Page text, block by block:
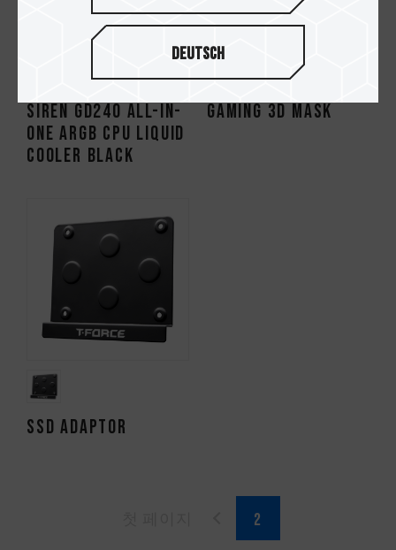
SIREN GD240 All-in-
One ARGB CPU Liquid
Cooler Black
Gaming 3D Mask
SSD Adaptor
Deutsch